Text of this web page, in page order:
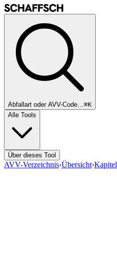
Abfallart oder AVV-Code…⌘K
Alle Tools
Über dieses Tool
AVV-Verzeichnis›Übersicht›Kapitel